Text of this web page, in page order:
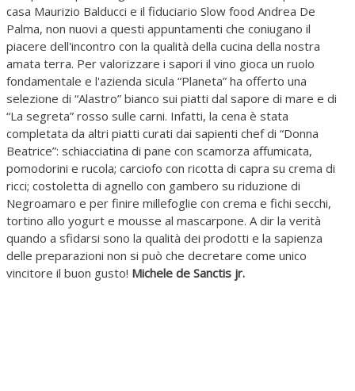
casa Maurizio Balducci e il fiduciario Slow food Andrea De
Palma, non nuovi a questi appuntamenti che coniugano il
piacere dell'incontro con la qualità della cucina della nostra
amata terra. Per valorizzare i sapori il vino gioca un ruolo
fondamentale e l'azienda sicula “Planeta” ha offerto una
selezione di “Alastro” bianco sui piatti dal sapore di mare e di
“La segreta” rosso sulle carni. Infatti, la cena è stata
completata da altri piatti curati dai sapienti chef di “Donna
Beatrice”: schiacciatina di pane con scamorza affumicata,
pomodorini e rucola; carciofo con ricotta di capra su crema di
ricci; costoletta di agnello con gambero su riduzione di
Negroamaro e per finire millefoglie con crema e fichi secchi,
tortino allo yogurt e mousse al mascarpone. A dir la verità
quando a sfidarsi sono la qualità dei prodotti e la sapienza
delle preparazioni non si può che decretare come unico
vincitore il buon gusto! Michele de Sanctis jr.